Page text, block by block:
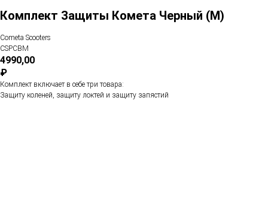
Комплект Защиты Комета Черный (M)
Cometa Scooters
CSPCBM
4990,00
₽
Комплект включает в себе три товара:
Защиту коленей, защиту локтей и защиту запястий